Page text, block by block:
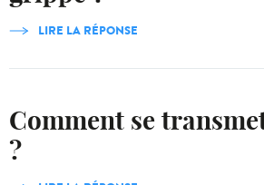
LIRE LA RÉPONSE
Comment se
?